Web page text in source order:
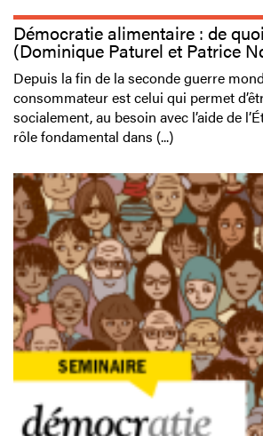
Démocratie alimentaire : de
(Dominique Paturel et Patrice
Depuis la fin de la seconde guerre
consommateur est celui qui permet
socialement, au besoin avec l’aide de
rôle fondamental dans (...)